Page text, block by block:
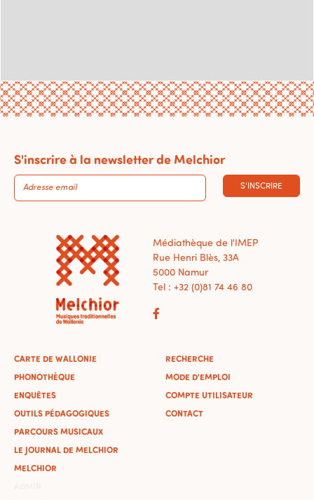
S'inscrire à la newsletter de Melchior
S'INSCRIRE
Médiathèque de l'IMEP
Rue Henri Blès, 33A
5000 Namur
Tel : +32 (0)81 74 46 80
CARTE DE WALLONIE
PHONOTHÈQUE
ENQUÊTES
OUTILS PÉDAGOGIQUES
PARCOURS MUSICAUX
LE JOURNAL DE MELCHIOR
MELCHIOR
RECHERCHE
MODE D'EMPLOI
COMPTE UTILISATEUR
CONTACT